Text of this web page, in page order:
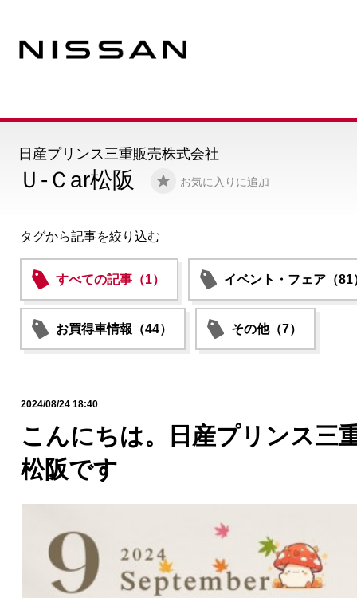
Ｕ-Ｃar松阪 お気に入りに追加
日産プリンス三重販売株式会社
タグから記事を絞り込む
すべての記事（1） イベント・フェア（81
お買得車情報（44） その他（7）
2024/08/24 18:40
こんにちは。日産プリンス三
松阪です